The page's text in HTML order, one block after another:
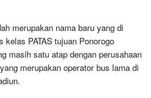
merupakan nama baru yang di
kelas PATAS tujuan Ponorogo
masih satu atap dengan perusahaan
merupakan operator bus lama di